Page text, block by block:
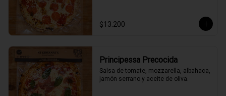
$13.200
Principessa Precocida
Salsa de tomate, mozzarella, albahaca,
jamón serrano y aceite de oliva.